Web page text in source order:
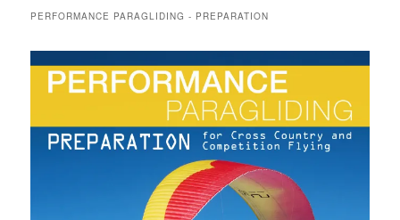
PERFORMANCE PARAGLIDING - PREPARATION